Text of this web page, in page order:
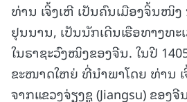
ທ່ານ ເຈິ້ງເຫີ ເປັນຄົນເມືອງຈິ້ນໜິ
ຢຸນນານ, ເປັນນັກເດີນເຮືອທາງທ
ໃນຣາຊະວົງໝິງຂອງຈີນ. ໃນປີ
ຂະໜາດໃຫຍ່ ທີ່ນຳພາໂດຍ ທ່ານ ເ
ຈາກແຂວງຈ່ຽງຊູ (Jiangsu) ຂອງ